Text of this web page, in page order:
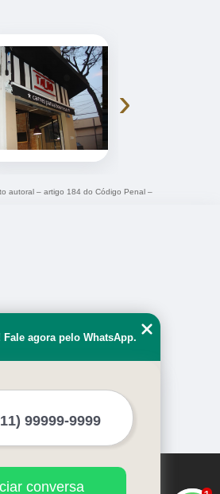
›
autoral – artigo 184 do Código Penal –
Fale agora pelo WhatsApp.
conversa